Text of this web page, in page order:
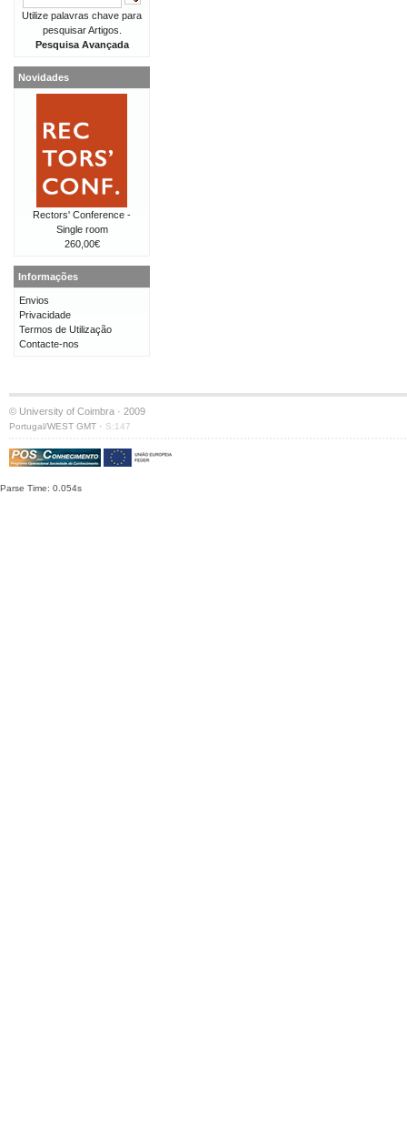
Utilize palavras chave para
pesquisar Artigos.
Pesquisa Avançada
Novidades
Rectors' Conference -
Single room
260,00€
Informações
Envios
Privacidade
Termos de Utilização
Contacte-nos
© University of Coimbra · 2009
Portugal/WEST GMT · S:147
Parse Time: 0.054s